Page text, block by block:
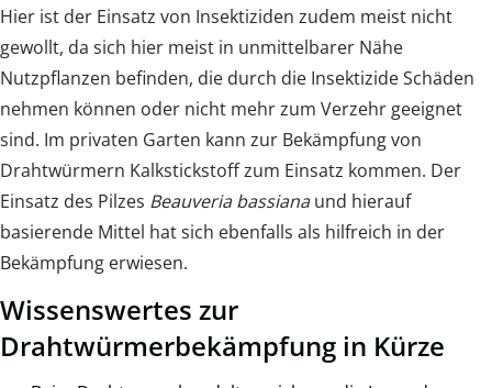
Hier ist der Einsatz von Insektiziden zudem meist nicht
gewollt, da sich hier meist in unmittelbarer Nähe
Nutzpflanzen befinden, die durch die Insektizide Schäden
nehmen können oder nicht mehr zum Verzehr geeignet
sind. Im privaten Garten kann zur Bekämpfung von
Drahtwürmern Kalkstickstoff zum Einsatz kommen. Der
Einsatz des Pilzes Beauveria bassianaund hierauf
basierende Mittel hat sich ebenfalls als hilfreich in der
Bekämpfung erwiesen.
Wissenswertes zur
Drahtwürmerbekämpfung in Kürze